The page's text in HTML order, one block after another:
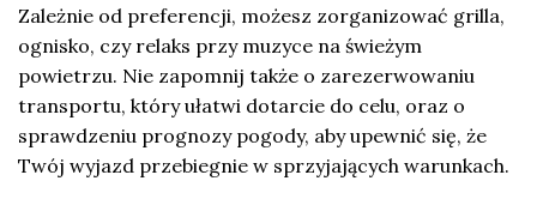
Zależnie od preferencji, możesz zorganizować grilla,
ognisko, czy relaks przy muzyce na świeżym
powietrzu. Nie zapomnij także o zarezerwowaniu
transportu, który ułatwi dotarcie do celu, oraz o
sprawdzeniu prognozy pogody, aby upewnić się, że
Twój wyjazd przebiegnie w sprzyjających warunkach.